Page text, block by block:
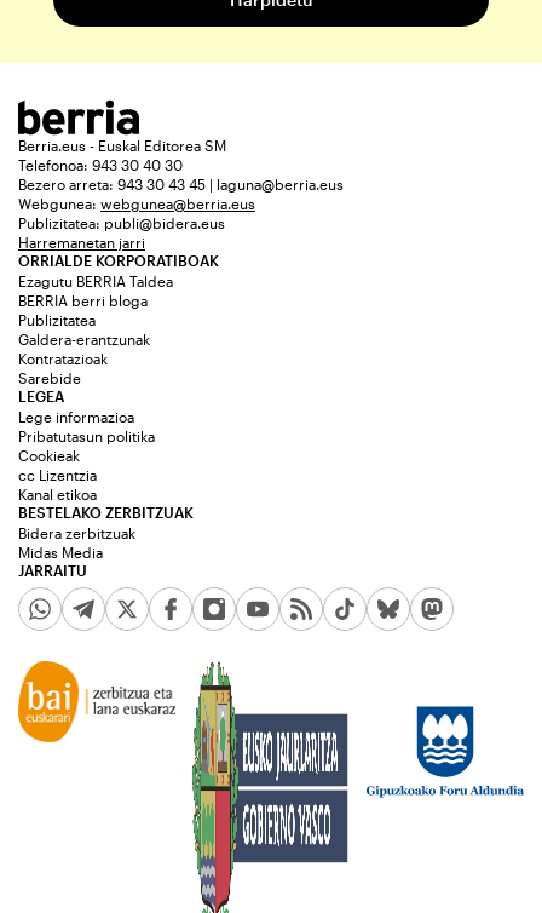
Berria.eus - Euskal Editorea SM
Telefonoa: 943 30 40 30
Bezero arreta: 943 30 43 45 | laguna@berria.eus
Webgunea: webgunea@berria.eus
Publizitatea: publi@bidera.eus
Harremanetan jarri
ORRIALDE KORPORATIBOAK
Ezagutu BERRIA Taldea
BERRIA berri bloga
Publizitatea
Galdera-erantzunak
Kontratazioak
Sarebide
JARRAITU
LEGEA
Lege informazioa
Pribatutasun politika
Cookieak
cc Lizentzia
Kanal etikoa
BESTELAKO ZERBITZUAK
Bidera zerbitzuak
Midas Media